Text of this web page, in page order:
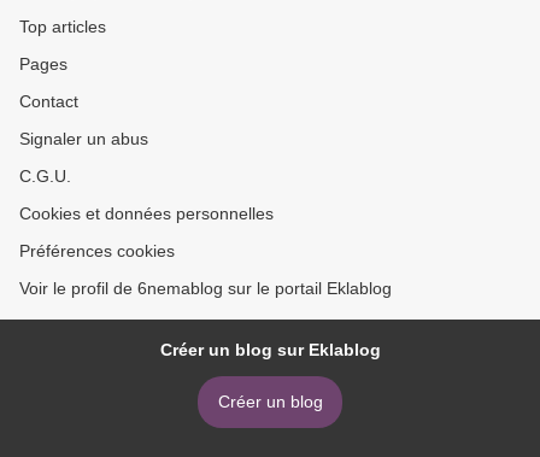
Top articles
Pages
Contact
Signaler un abus
C.G.U.
Cookies et données personnelles
Préférences cookies
Voir le profil de 6nemablog sur le portail Eklablog
Créer un blog sur Eklablog
Créer un blog